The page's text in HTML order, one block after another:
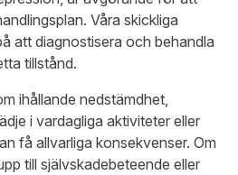
Våra skickliga
att diagnostisera och behandla
tillstånd.
ihållande nedstämdhet,
i vardagliga aktiviteter eller
få allvarliga konsekvenser. Om
till självskadebeteende eller